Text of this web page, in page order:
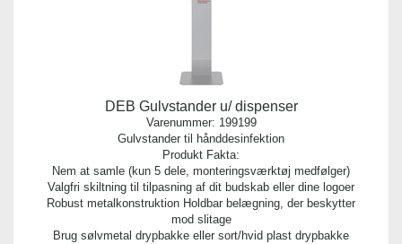
DEB Gulvstander u/ dispenser
Varenummer: 199199
Gulvstander til hånddesinfektion
Produkt Fakta:
Nem at samle (kun 5 dele, monteringsværktøj medfølger)
Valgfri skiltning til tilpasning af dit budskab eller dine logoer
Robust metalkonstruktion Holdbar belægning, der beskytter
mod slitage
Brug sølvmetal drypbakke eller sort/hvid plast drypbakke